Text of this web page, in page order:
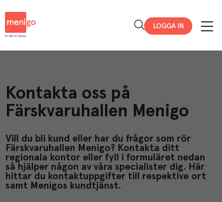
LOGGA IN
Kontakta oss på
Färskvaruhallen Menigo
Vill du bli kund eller har du frågor som rör
Färskvaruhallen Menigo? Kontakta ditt
regionala kontor eller fyll i formuläret nedan
så hjälper någon av våra specialister dig. Här
hittar du kontaktuppgifter till respektive ort
samt Menigos kundtjänst.